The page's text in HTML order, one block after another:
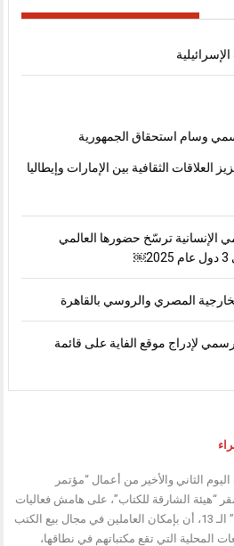
وسام استحقاق الجمهورية
العلاقات الثقافية بين الإمارات وإيطاليا
ترسّخ حضورها العالمي
المصري والروسي بالقاهرة
لإدراج موقع الفاية على قائمة
الثاني والأخير من أعمال “مؤتمر
“هيئة الشارقة للكتاب”، على هامش فعاليات
“مهرجان الشارقة القرائي للطفل” الـ 13، أن بإمكان العاملين في مجال بيع الكتب
المحلية التي تقع مكتباتهم في نطاقها،